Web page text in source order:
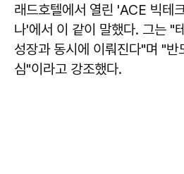
래드호텔에서 열린 'ACE 빅테
나'에서 이 같이 말했다. 그는 "
성장과 동시에 이뤄진다"며 "반
심"이라고 강조했다.